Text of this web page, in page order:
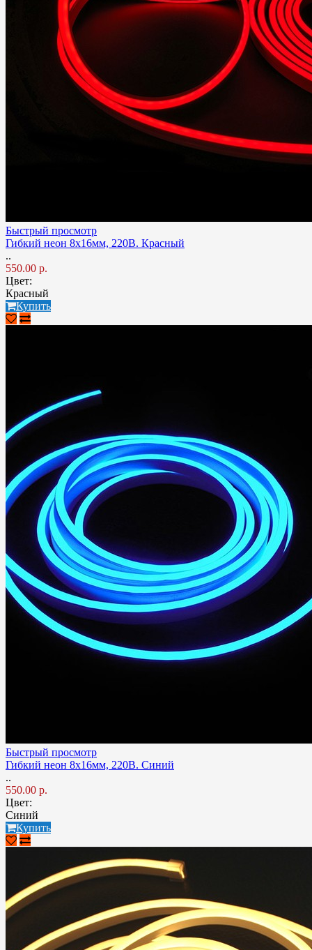
Быстрый просмотр
Гибкий неон 8x16мм, 220В. Красный
..
550.00 р.
Цвет:
Красный
Купить
Быстрый просмотр
Гибкий неон 8x16мм, 220В. Синий
..
550.00 р.
Цвет:
Синий
Купить